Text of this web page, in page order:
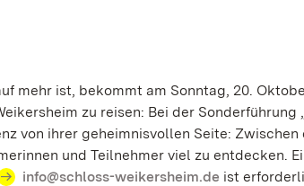
mehr ist, bekommt am Sonntag, 20.
zu reisen: Bei der Sonderführung
von ihrer geheimnisvollen Seite: Zwischen
und Teilnehmer viel zu entdecken.
info@schloss-weikersheim.de ist